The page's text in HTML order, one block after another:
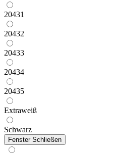
20431
20432
20433
20434
20435
Extraweiß
Schwarz
Fenster Schließen